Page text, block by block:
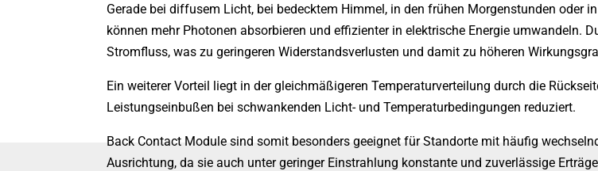
Gerade bei diffusem Licht, bei bedecktem Himmel, in den frühen Morgenstunden oder
können mehr Photonen absorbieren und effizienter in elektrische Energie umwandeln.
Stromfluss, was zu geringeren Widerstandsverlusten und damit zu höheren
Ein weiterer Vorteil liegt in der gleichmäßigeren Temperaturverteilung durch die
Leistungseinbußen bei schwankenden Licht- und Temperaturbedingungen reduziert.
Back Contact Module sind somit besonders geeignet für Standorte mit häufig
Ausrichtung, da sie auch unter geringer Einstrahlung konstante und zuverlässige